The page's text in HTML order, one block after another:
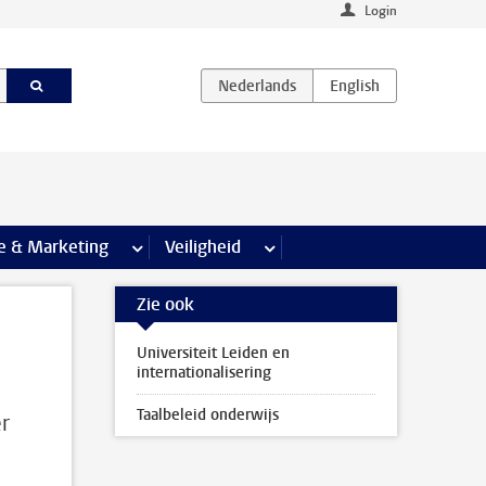
Login
& Marketing meer Communicatie & Marketing pagina’s
Veiligheid meer Veiligheid pagina’s
Zie ook
Universiteit Leiden en
internationalisering
Taalbeleid onderwijs